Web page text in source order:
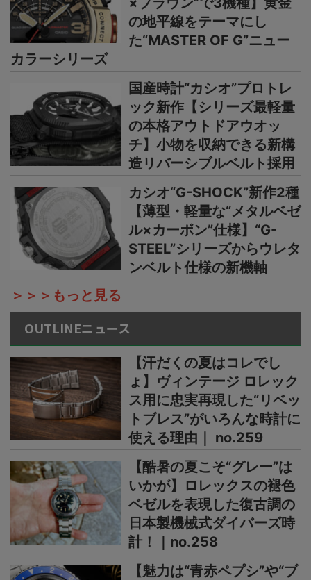
の地平線をテーマにし
た“MASTER OF G”ニュー
カラーシリーズ
国産時計“カシオ”プロトレ
ック新作【シリーズ最軽量
の本格アウトドアウオッ
チ】小物を収納できる新構
造リバーシブルベルト採用
カシオ“G-SHOCK”新作2種
【薄型・軽量な“メタルベゼ
ル×カーボン”仕様】“G-
STEEL”シリーズからウレタ
ンベルト仕様の新機軸
＞＞＞もっと見る
OUTLINEニュース
【汗だくの夏はコレでし
ょ】ヴィンテージ ロレック
ス用に忠実再現した“リベッ
トブレス”がいろんな時計に
使える理由｜ no.259
【酷暑の夏こそ“グレー”は
いかが】ロレックスの褪色
ベゼルを表現した復古調の
日本製機械式ダイバーズ時
計！｜no.258
【魅力は“青赤ペプシ”や“ブ